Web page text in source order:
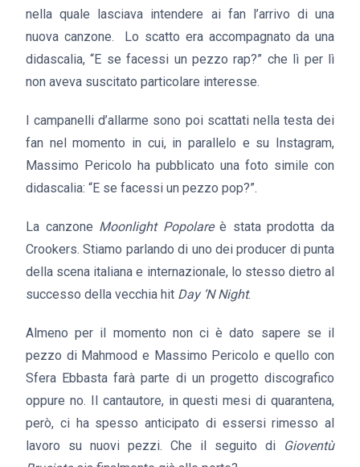
nella quale lasciava intendere ai fan l’arrivo di una
nuova canzone. Lo scatto era accompagnato da una
didascalia, “E se facessi un pezzo rap?” che lì per lì
non aveva suscitato particolare interesse.
I campanelli d’allarme sono poi scattati nella testa dei
fan nel momento in cui, in parallelo e su Instagram,
Massimo Pericolo ha pubblicato una foto simile con
didascalia: “E se facessi un pezzo pop?”.
La canzone Moonlight Popolareè stata prodotta da
Crookers. Stiamo parlando di uno dei producer di punta
della scena italiana e internazionale, lo stesso dietro al
successo della vecchia hit Day ‘N Night.
Almeno per il momento non ci è dato sapere se il
pezzo di Mahmood e Massimo Pericolo e quello con
Sfera Ebbasta farà parte di un progetto discografico
oppure no. Il cantautore, in questi mesi di quarantena,
però, ci ha spesso anticipato di essersi rimesso al
lavoro su nuovi pezzi. Che il seguito di
Gioventù